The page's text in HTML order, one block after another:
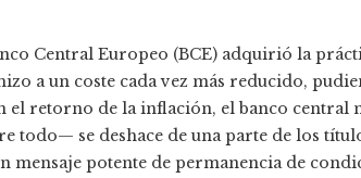
Central Europeo (BCE) adquirió la
a un coste cada vez más reducido,
retorno de la inflación, el banco central
todo— se deshace de una parte de los
mensaje potente de permanencia de